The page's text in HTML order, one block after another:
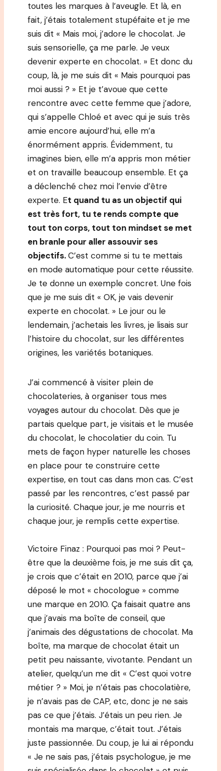
toutes les marques à l’aveugle. Et là, en
fait, j’étais totalement stupéfaite et je me
suis dit « Mais moi, j’adore le chocolat. Je
suis sensorielle, ça me parle. Je veux
devenir experte en chocolat. » Et donc du
coup, là, je me suis dit « Mais pourquoi pas
moi aussi ? » Et je t’avoue que cette
rencontre avec cette femme que j’adore,
qui s’appelle Chloé et avec qui je suis très
amie encore aujourd’hui, elle m’a
énormément appris. Évidemment, tu
imagines bien, elle m’a appris mon métier
et on travaille beaucoup ensemble. Et ça
a déclenché chez moi l’envie d’être
experte. Et quand tu as un objectif qui
est très fort, tu te rends compte que
tout ton corps, tout ton mindset se met
en branle pour aller assouvir ses
objectifs.C’est comme si tu te mettais
en mode automatique pour cette réussite.
Je te donne un exemple concret. Une fois
que je me suis dit « OK, je vais devenir
experte en chocolat. » Le jour ou le
lendemain, j’achetais les livres, je lisais sur
l’histoire du chocolat, sur les différentes
origines, les variétés botaniques.
J’ai commencé à visiter plein de
chocolateries, à organiser tous mes
voyages autour du chocolat. Dès que je
partais quelque part, je visitais et le musée
du chocolat, le chocolatier du coin. Tu
mets de façon hyper naturelle les choses
en place pour te construire cette
expertise, en tout cas dans mon cas. C’est
passé par les rencontres, c’est passé par
la curiosité. Chaque jour, je me nourris et
chaque jour, je remplis cette expertise.
Victoire Finaz : Pourquoi pas moi ? Peut-
être que la deuxième fois, je me suis dit ça,
je crois que c’était en 2010, parce que j’ai
déposé le mot « chocologue » comme
une marque en 2010. Ça faisait quatre ans
que j’avais ma boîte de conseil, que
j’animais des dégustations de chocolat. Ma
boîte, ma marque de chocolat était un
petit peu naissante, vivotante. Pendant un
atelier, quelqu’un me dit « C’est quoi votre
métier ? » Moi, je n’étais pas chocolatière,
je n’avais pas de CAP, etc, donc je ne sais
pas ce que j’étais. J’étais un peu rien. Je
montais ma marque, c’était tout. J’étais
juste passionnée. Du coup, je lui ai répondu
« Je ne sais pas, j’étais psychologue, je me